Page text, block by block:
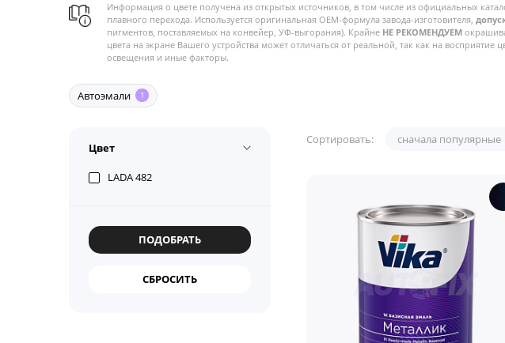
Информация о цвете получена из открытых источников, в том числе из официальных
плавного перехода. Используется оригинальная OEM-формула завода-изготовителя,
пигментов, поставляемых на конвейер, УФ-выгорания). Крайне НЕ РЕКОМЕНДУЕМ
цвета на экране Вашего устройства может отличаться от реальной, так как на восприятие
освещения и иные факторы.
Автоэмали 1
Цвет
LADA 482
Сортировать: сначала популярные